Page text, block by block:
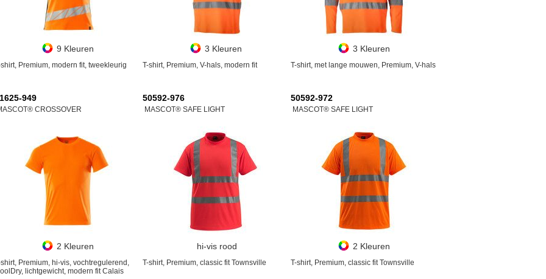
9 Kleuren
shirt, Premium, modern fit, tweekleurig
3 Kleuren
T-shirt, Premium, V-hals, modern fit
3 Kleuren
T-shirt, met lange mouwen, Premium, V-hals
949
CROSSOVER
2 Kleuren
shirt, Premium, hi-vis, vochtregulerend,
lichtgewicht, modern fit Calais
50592-976
MASCOT® SAFE LIGHT
hi-vis rood
T-shirt, Premium, classic fit Townsville
50592-972
MASCOT® SAFE LIGHT
2 Kleuren
T-shirt, Premium, classic fit Townsville